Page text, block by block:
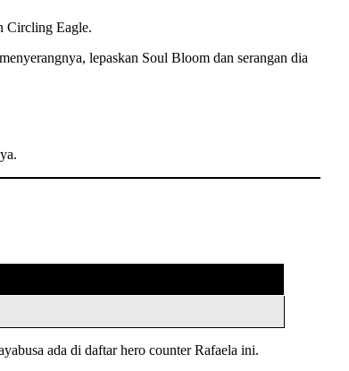
Circling Eagle.
lepaskan Soul Bloom dan serangan dia
ada di daftar hero counter Rafaela ini.